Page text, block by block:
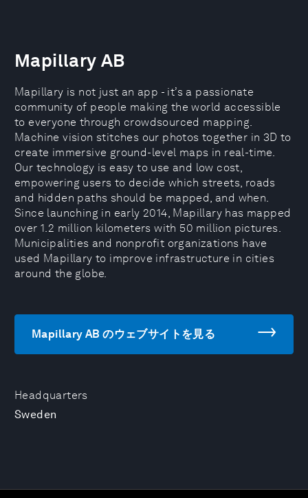
Headquarters
Sweden
Mapillary AB
Mapillary is not just an app - it’s a passionate
community of people making the world accessible
to everyone through crowdsourced mapping.
Machine vision stitches our photos together in 3D to
create immersive ground­-level maps in real-time.
Our technology is easy to use and low cost,
empowering users to decide which streets, roads
and hidden paths should be mapped, and when.
Since launching in early 2014, Mapillary has mapped
over 1.2 million kilometers with 50 million pictures.
Municipalities and nonprofit organizations have
used Mapillary to improve infrastructure in cities
around the globe.
Mapillary AB のウェブサイトを見る